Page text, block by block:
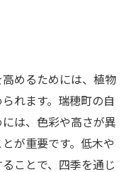
めるためには、植物
れます。瑞穂町の自
は、色彩や高さが異
が重要です。低木や
ことで、四季を通じ